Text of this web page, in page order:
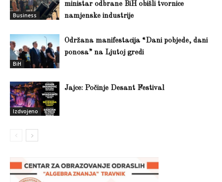
Business
ministar odbrane BiH obišli tvornice
namjenske industrije
BiH
Održana manifestacija “Dani pobjede, dani
ponosa” na Ljutoj gredi
Izdvojeno
Jajce: Počinje Desant Festival